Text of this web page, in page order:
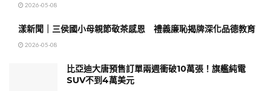
2026-05-08
漾新聞｜三侯國小母親節敬茶感恩 禮義廉恥揭牌深化品德教育
2026-05-08
比亞迪大唐預售訂單兩週衝破10萬張！旗艦純電
SUV不到4萬美元